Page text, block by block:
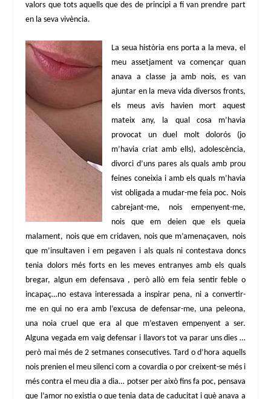
valors que tots aquells que des de principi a fi van prendre part
en la seva vivència.
La seua història ens porta a la meva, el
meu assetjament va començar quan
anava a classe ja amb nois, es van
ajuntar en la meva vida diversos fronts,
els meus avis havien mort aquest
mateix any, la qual cosa m’havia
provocat un duel molt dolorós (jo
m’havia criat amb ells), adolescència,
divorci d’uns pares als quals amb prou
feines coneixia i amb els quals m’havia
vist obligada a mudar-me feia poc. Nois
cabrejant-me, nois empenyent-me,
nois que em deien que els queia
malament, nois que em cridaven, nois que m’amenaçaven, nois
que m’insultaven i em pegaven i als quals ni contestava doncs
tenia dolors més forts en les meves entranyes amb els quals
bregar, algun em defensava , però allò em feia sentir feble o
incapaç…no estava interessada a inspirar pena, ni a convertir-
me en qui no era amb l’excusa de defensar-me, una peleona,
una noia cruel que era al que m’estaven empenyent a ser.
Alguna vegada em vaig defensar i llavors tot va parar uns dies …
però mai més de 2 setmanes consecutives. Tard o d’hora aquells
nois prenien el meu silenci com a covardia o por creixent-se més i
més contra el meu dia a dia… potser per això fins fa poc, pensava
que l’amor no existia o que tenia data de caducitat i què anava a